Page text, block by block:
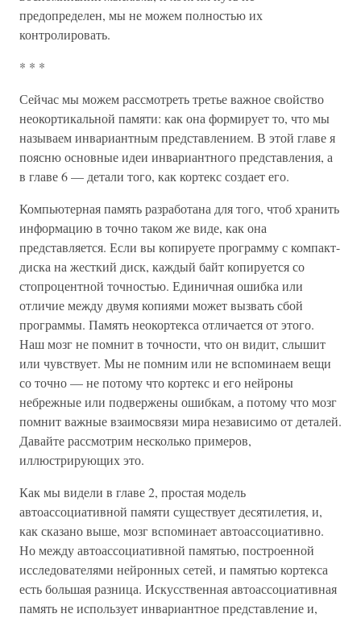
предопределен, мы не можем полностью их
контролировать.
* * *
Сейчас мы можем рассмотреть третье важное свойство
неокортикальной памяти: как она формирует то, что мы
называем инвариантным представлением. В этой главе я
поясню основные идеи инвариантного представления, а
в главе 6 — детали того, как кортекс создает его.
Компьютерная память разработана для того, чтоб хранить
информацию в точно таком же виде, как она
представляется. Если вы копируете программу с компакт-
диска на жесткий диск, каждый байт копируется со
стопроцентной точностью. Единичная ошибка или
отличие между двумя копиями может вызвать сбой
программы. Память неокортекса отличается от этого.
Наш мозг не помнит в точности, что он видит, слышит
или чувствует. Мы не помним или не вспоминаем вещи
со точно — не потому что кортекс и его нейроны
небрежные или подвержены ошибкам, а потому что мозг
помнит важные взаимосвязи мира независимо от деталей.
Давайте рассмотрим несколько примеров,
иллюстрирующих это.
Как мы видели в главе 2, простая модель
автоассоциативной памяти существует десятилетия, и,
как сказано выше, мозг вспоминает автоассоциативно.
Но между автоассоциативной памятью, построенной
исследователями нейронных сетей, и памятью кортекса
есть большая разница. Искусственная автоассоциативная
память не использует инвариантное представление и,